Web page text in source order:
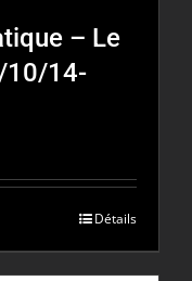
– Le
10/14-
Détails